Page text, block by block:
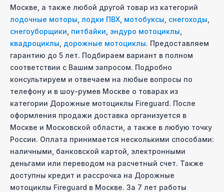
Москве , а также любой другой товар из категорий
лодочные моторы лодки ПВХ мотобуксы снегоходы
снегоуборщики питбайки эндуро мотоциклы
квадроциклы дорожные мотоциклы. Предоставляем
гарантию до 5 лет. Подбираем вариант в полном
соответствии с Вашим запросом. Подробно
консультируем и отвечаем на любые вопросы по
телефону и в шоу-румев Москве о товарах из
категории Дорожные мотоциклы Fireguard. После
оформления продажи доставка организуется в
Москве и Московcкой области, а также в любую точку
России. Оплата принимается несколькими способами:
наличными, банковской картой, электронными
деньгами или переводом на расчетный счет. Также
доступны кредит и рассрочка на Дорожные
мотоциклы Fireguard в Москве. За 7 лет работы